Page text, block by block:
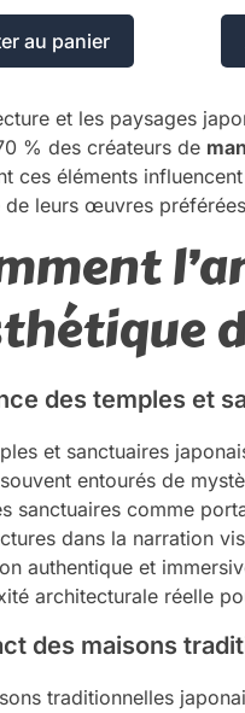
au panier
et les paysages
% des créateurs de
ces éléments
de leurs œuvres
des temples et
et sanctuaires
entourés de
sanctuaires comme
dans la narration
authentique et
architecturale réelle
des maisons
traditionnelles